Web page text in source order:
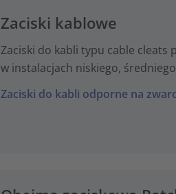
Zaciski kablowe
Zaciski do kabli typu cable cleats
w instalacjach niskiego,
Zaciski do kabli odporne na